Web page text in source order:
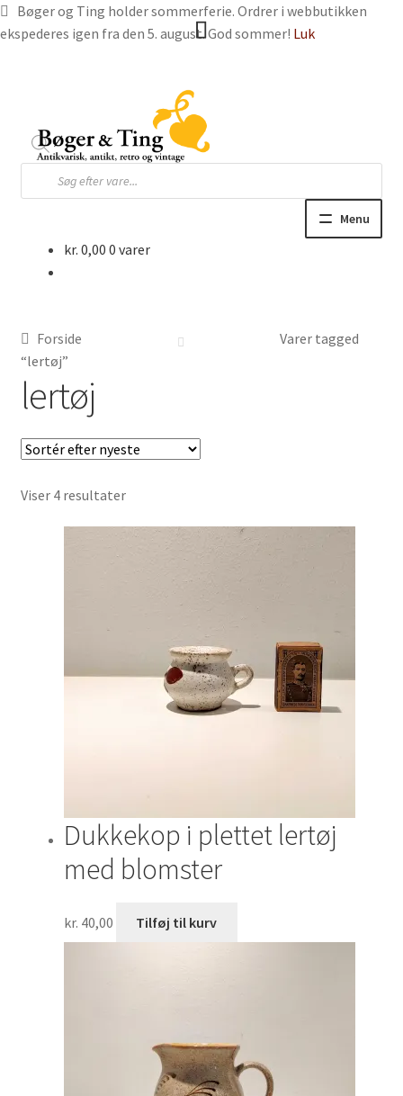
Bøger og Ting holder sommerferie. Ordrer i webbutikken
ekspederes igen fra den 5. august. God sommer! Luk
navigation
indhold
Products
search
Menu
Bøger og blade
Børnebøger
Ting
Jul og temaer
kr. 0,00 0 varer
Forside
Varer tagged
“lertøj”
lertøj
Viser 4 resultaterSorteret
seneste
Dukkekop i plettet lertøj
med blomster
kr. 40,00 Tilføj til kurv